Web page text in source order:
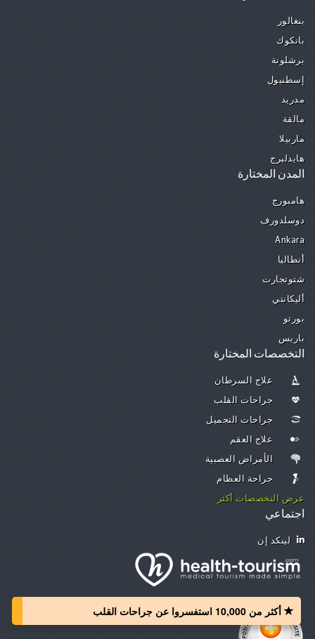
بنغالور
بانكوك
برشلونة
إسطنبول
مدريد
مالقة
ماربيلا
هايدلبرج
المدن المختارة
هامبورج
دوسلدورف
Ankara
أنطاليا
شتوتجارت
أليكانتي
بورتو
باريس
التخصصات المختارة
علاج السرطان
جراحات القلب
جراحات التجميل
علاج العقم
الأمراض العصبية
جراحة العظام
عرض التخصصات أكثر
اجتماعي
لينكد إن
أكثر من 10,000 استفسروا عن جراحات القلب